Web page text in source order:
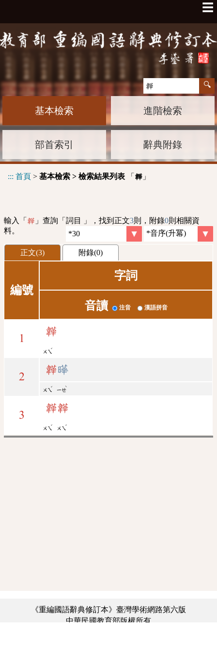
☰
基本檢索 進階檢索
部首索引 辭典附錄
::: 首頁 > 基本檢索 > 檢索結果列表 「 韡 」
輸入「 韡 」查詢「詞目 」，找到正文3則，附錄0則相關資
料。
正文(3) 附錄(0)
編號
字詞
音讀 注音 漢語拼音
1
韡
ㄨㄟ
ˇ
2
韡曄
ㄨㄟ
ˇ
ㄧㄝ
ˋ
3
韡韡
ㄨㄟ
ˇ
ㄨㄟ
ˇ
《重編國語辭典修訂本》臺灣學術網路第六版
中華民國教育部版權所有